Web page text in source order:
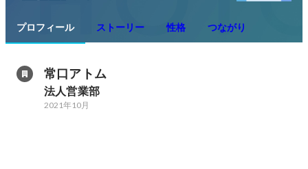
プロフィール ストーリー 性格 つながり
常口アトム
法人営業部
2021年10月